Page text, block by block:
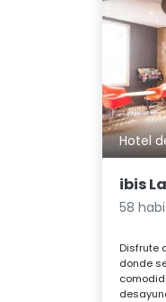
Hotel
ibis
58
Disfrute
donde